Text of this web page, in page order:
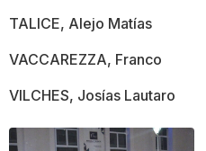
TALICE, Alejo Matías
VACCAREZZA, Franco
VILCHES, Josías Lautaro